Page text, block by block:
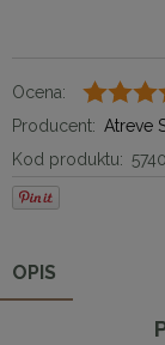
Ocena:
Producent: Atreve
Kod produktu:
OPIS